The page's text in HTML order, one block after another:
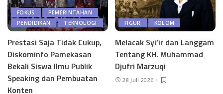
FOKUS
PEMERINTAHAN
PENDIDIKAN
TEKNOLOGI
Prestasi Saja Tidak Cukup,
Diskominfo Pamekasan
Bekali Siswa Ilmu Publik
Speaking dan Pembuatan
Konten
FIGUR KOLOM
Melacak Syi’ir dan Langgam
Tentang KH. Muhammad
Djufri Marzuqi
28 Juli 2026